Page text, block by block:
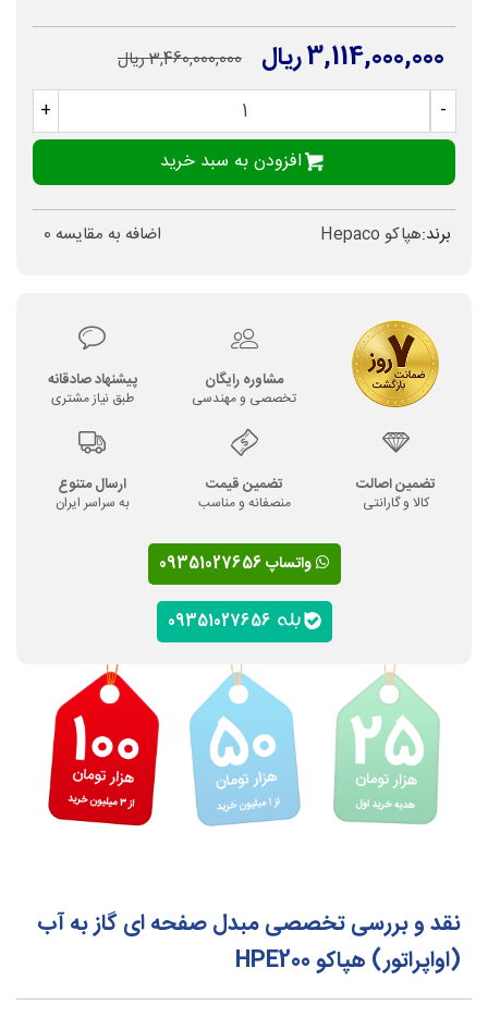
3,114,000,000 ریال 3,460,000,000 ریال
-
+
افزودن به سبد خرید
برند:هپاکو Hepaco اضافه به مقایسه 0
مشاوره رایگان
تخصصی و مهندسی
پیشنهاد صادقانه
طبق نیاز مشتری
تضمین اصالت
کالا و گارانتی
تضمین قیمت
منصفانه و مناسب
ارسال متنوع
به سراسر ایران
واتساپ 09351027656
نقد و بررسی تخصصی مبدل صفحه ای گاز به آب
(اواپراتور) هپاکو HPE200